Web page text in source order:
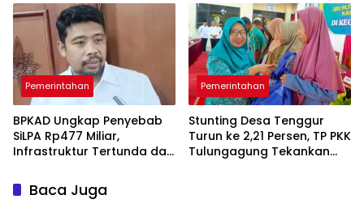
Seleksi PORPAMNAS 2026
Pemerintahan
BPKAD Ungkap Penyebab
SiLPA Rp477 Miliar,
Infrastruktur Tertunda dan
Pemerintahan
Stunting Desa Tenggur
Turun ke 2,21 Persen, TP PKK
Tulungagung Tekankan
Baca Juga